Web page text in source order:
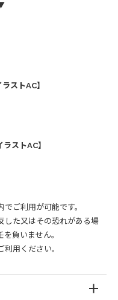
ストAC】
ストAC】
ご利用が可能です。
した又はその恐れがある場
負いません。
用ください。